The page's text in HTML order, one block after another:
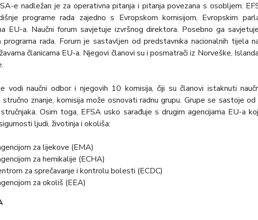
e nadležan je za operativna pitanja i pitanja povezana s osobljem.
programe rada zajedno s Evropskom komisijom, Evropskim
EU-a. Naučni forum savjetuje izvršnog direktora. Posebno ga
programa rada. Forum je sastavljen od predstavnika nacionalnih tijela
članicama EU-a. Njegovi članovi su i posmatrači iz Norveške,
vodi naučni odbor i njegovih 10 komisija, čiji su članovi istaknuti
znanje, komisija može osnovati radnu grupu. Grupe se sastoje od
Osim toga, EFSA usko sarađuje s drugim agencijama EU-a
ljudi, životinja i okoliša:
za lijekove (EMA)
za hemikalije (ECHA)
za sprečavanje i kontrolu bolesti (ECDC)
za okoliš (EEA)